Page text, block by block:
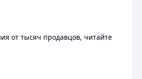
от тысяч продавцов, читайте